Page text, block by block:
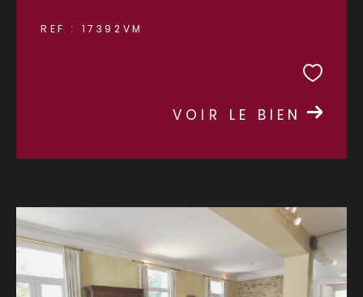
REF : 17392VM
VOIR LE BIEN